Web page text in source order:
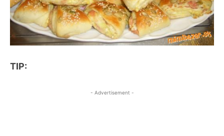
TIP:
- Advertisement -